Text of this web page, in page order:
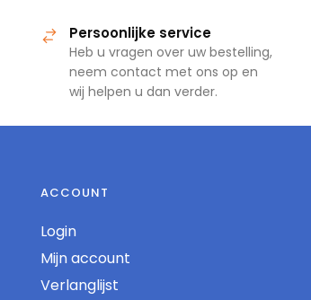
Persoonlijke service
Heb u vragen over uw bestelling,
neem contact met ons op en
wij helpen u dan verder.
ACCOUNT
Login
Mijn account
Verlanglijst